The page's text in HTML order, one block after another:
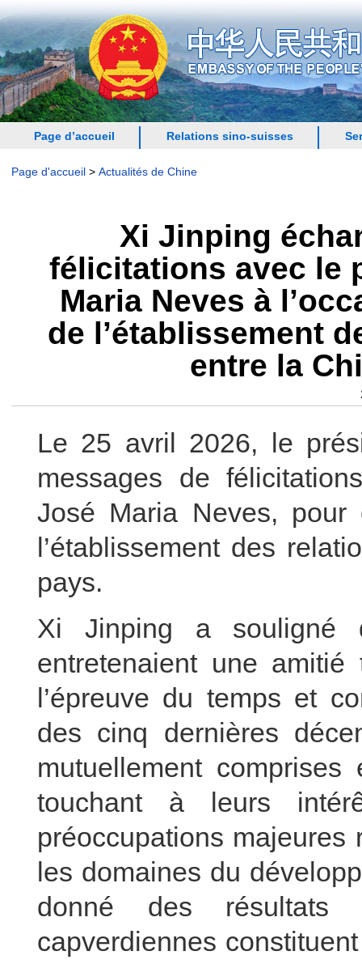
Page d’accueil Relations sino-suisses
Page d'accueil > Actualités de Chine
Xi Jinping
félicitations avec le
Maria Neves à
de l’établissement
entre la
Le 25 avril 2026, le
messages de
José Maria Neves,
l’établissement des
pays.
Xi Jinping a souligné
entretenaient une
l’épreuve du temps et
des cinq dernières
mutuellement
touchant à leurs
préoccupations
les domaines du
donné des résultats
capverdiennes